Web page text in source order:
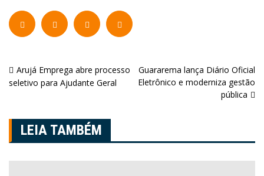
Navegação
Post
Arujá Emprega abre processo
seletivo para Ajudante Geral
Guararema lança Diário Oficial
Eletrônico e moderniza gestão
pública
LEIA TAMBÉM